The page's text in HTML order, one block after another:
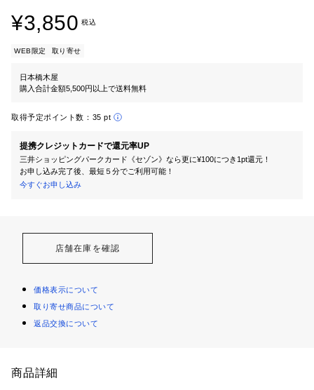
¥3,850 税込
WEB限定 取り寄せ
日本橋木屋
購入合計金額5,500円以上で送料無料
取得予定ポイント数： 35 pt
提携クレジットカードで還元率UP
三井ショッピングパークカード《セゾン》なら更に¥100につき1pt還元！
お申し込み完了後、最短５分でご利用可能！
今すぐお申し込み
店舗在庫を確認
価格表示について
取り寄せ商品について
返品交換について
商品詳細